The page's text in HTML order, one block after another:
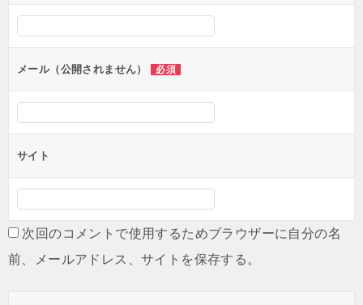
シ
ンメール（公開されません） 必須
サイト
次回のコメントで使用するためブラウザーに自分の名
前、メールアドレス、サイトを保存する。